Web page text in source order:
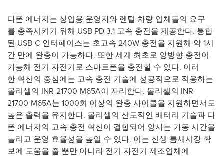
다폰 에너지는 상업용 운영자와 렌털 차량 업체들의 요구
를 충족시키기 위해 USB PD 3.1 고속 충전을 제공한다. 통합
된 USB-C 인터페이스는 초고속 240W 충전을 지원해 약 1시
간 만에 완충이 가능하다. 또한 세계 최초로 양방향 충전이
가능해 전기 자전거로 스마트폰을 충전할 수 있다. 이러
한 혁신의 중심에는 고속 충전 기술에 성공적으로 적응하는
몰리셀의 INR-21700-M65A이 자리한다. 몰리셀의 INR-
21700-M65A는 1000회 이상의 완충 사이클을 지원하면서도
높은 출력을 유지한다. 몰리셀의 선도적인 배터리 기술과 다
폰 에너지의 고속 충전 혁신이 결합되어 양사는 가동 시간을
늘리고 운영 효율성을 높일 수 있다. 이는 신생 틈새시장 확
보에 도움을 줄 뿐만 아니라 전기 자전거 제조업체에